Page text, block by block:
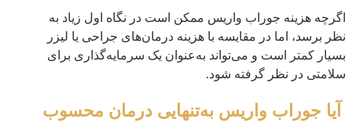
اگرچه هزینه جوراب واریس ممکن است در نگاه اول زیاد به
نظر برسد، اما در مقایسه با هزینه درمان‌های جراحی یا لیزر
بسیار کمتر است و می‌تواند به‌عنوان یک سرمایه‌گذاری برای
سلامتی در نظر گرفته شود.
آیا جوراب واریس به‌تنهایی درمان محسوب